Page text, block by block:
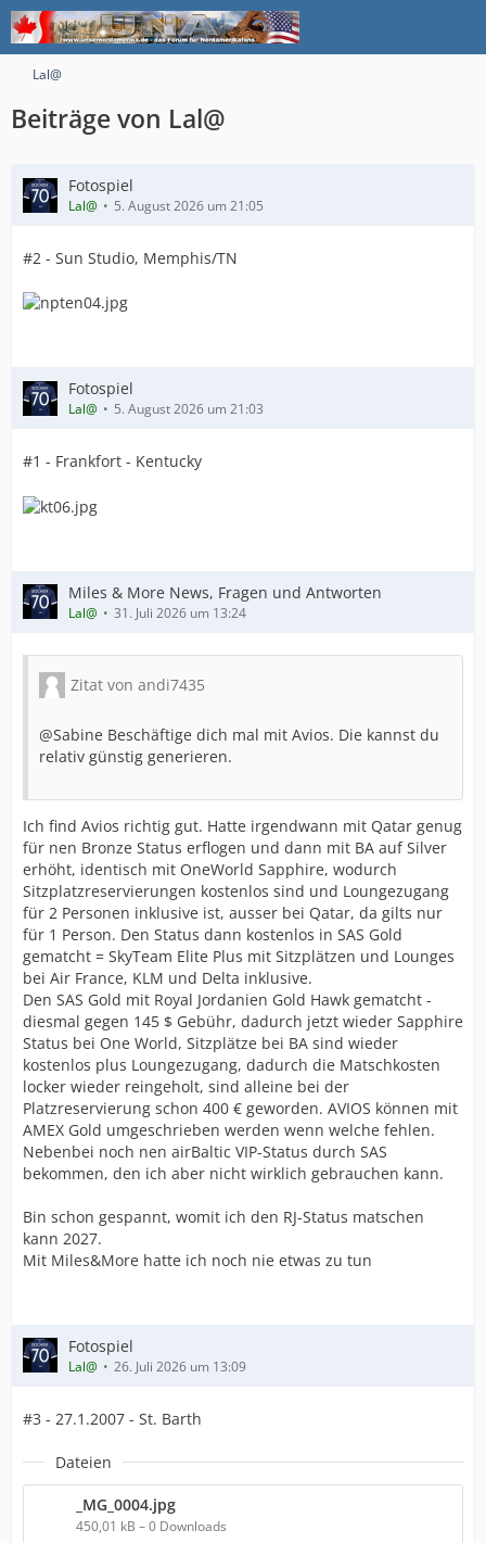
Lal@
Beiträge von Lal@
Fotospiel
Lal@ 5. August 2026 um 21:05
#2 - Sun Studio, Memphis/TN
Fotospiel
Lal@ 5. August 2026 um 21:03
#1 - Frankfort - Kentucky
Miles & More News, Fragen und Antworten
Lal@ 31. Juli 2026 um 13:24
Zitat von andi7435
@Sabine Beschäftige dich mal mit Avios. Die kannst du
relativ günstig generieren.
Ich find Avios richtig gut. Hatte irgendwann mit Qatar genug
für nen Bronze Status erflogen und dann mit BA auf Silver
erhöht, identisch mit OneWorld Sapphire, wodurch
Sitzplatzreservierungen kostenlos sind und Loungezugang
für 2 Personen inklusive ist, ausser bei Qatar, da gilts nur
für 1 Person. Den Status dann kostenlos in SAS Gold
gematcht = SkyTeam Elite Plus mit Sitzplätzen und Lounges
bei Air France, KLM und Delta inklusive.
Den SAS Gold mit Royal Jordanien Gold Hawk gematcht -
diesmal gegen 145 $ Gebühr, dadurch jetzt wieder Sapphire
Status bei One World, Sitzplätze bei BA sind wieder
kostenlos plus Loungezugang, dadurch die Matschkosten
locker wieder reingeholt, sind alleine bei der
Platzreservierung schon 400 € geworden. AVIOS können mit
AMEX Gold umgeschrieben werden wenn welche fehlen.
Nebenbei noch nen airBaltic VIP-Status durch SAS
bekommen, den ich aber nicht wirklich gebrauchen kann.
Bin schon gespannt, womit ich den RJ-Status matschen
kann 2027.
Mit Miles&More hatte ich noch nie etwas zu tun
Fotospiel
Lal@ 26. Juli 2026 um 13:09
#3 - 27.1.2007 - St. Barth
Dateien
_MG_0004.jpg
450,01 kB – 0 Downloads